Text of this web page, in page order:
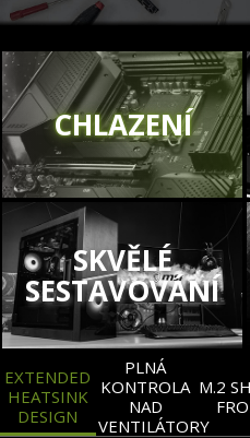
CHLAZENÍ
SKVĚLÉ
SESTAVOVÁNÍ
EXTENDED
HEATSINK
DESIGN
PLNÁ
KONTROLA
NAD
VENTILÁTORY
M.2